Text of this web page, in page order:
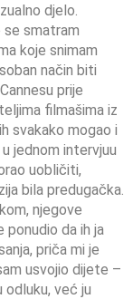
djelo.
smatram
koje snimam
način biti
prije
filmašima iz
svakako mogao i
u jednom intervjuu
uobličiti,
bila predugačka.
njegove
da ih ja
priča mi je
usvojio dijete –
već ju